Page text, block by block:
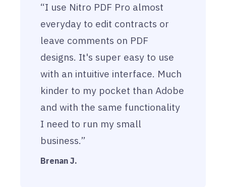
“I use Nitro PDF Pro almost
everyday to edit contracts or
leave comments on PDF
designs. It's super easy to use
with an intuitive interface. Much
kinder to my pocket than Adobe
and with the same functionality
I need to run my small
business.”
Brenan J.